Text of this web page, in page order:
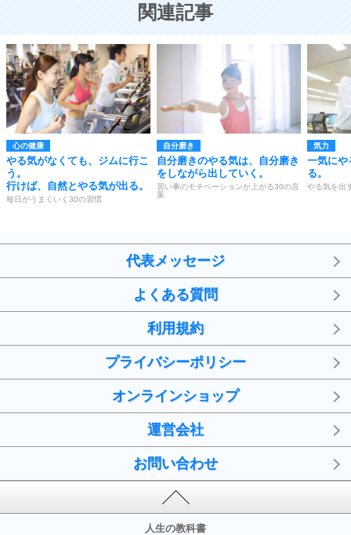
関連記事
心の健康
やる気がなくても、ジムに行こ
う。
行けば、自然とやる気が出る。
毎日がうまくいく30の習慣
自分磨き
自分磨きのやる気は、自分磨き
をしながら出していく。
習い事のモチベーションが上がる30の言
葉
気力
一気にや
る。
やる気を出
代表メッセージ
よくある質問
利用規約
プライバシーポリシー
オンラインショップ
運営会社
お問い合わせ
人生の教科書